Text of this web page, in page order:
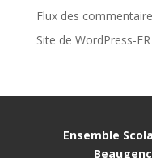
Flux des
Site de WordPress-FR
Ensemble